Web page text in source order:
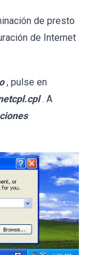
de presto
de Internet
, pulse en
. A